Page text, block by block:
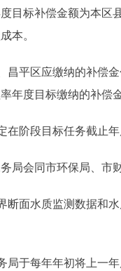
标补偿金额为本区县
本。
平区应缴纳的补偿金
年度目标缴纳的补偿
阶段目标任务截止年
局会同市环保局、市
面水质监测数据和水
于每年年初将上一年